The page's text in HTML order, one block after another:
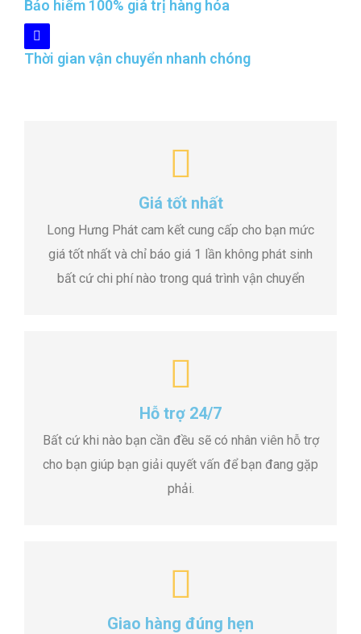
Bảo hiểm 100% giá trị hàng hóa
Thời gian vận chuyển nhanh chóng
Giá tốt nhất
Long Hưng Phát cam kết cung cấp cho bạn mức
giá tốt nhất và chỉ báo giá 1 lần không phát sinh
bất cứ chi phí nào trong quá trình vận chuyển
Hỗ trợ 24/7
Bất cứ khi nào bạn cần đều sẽ có nhân viên hỗ trợ
cho bạn giúp bạn giải quyết vấn để bạn đang gặp
phải.
Giao hàng đúng hẹn